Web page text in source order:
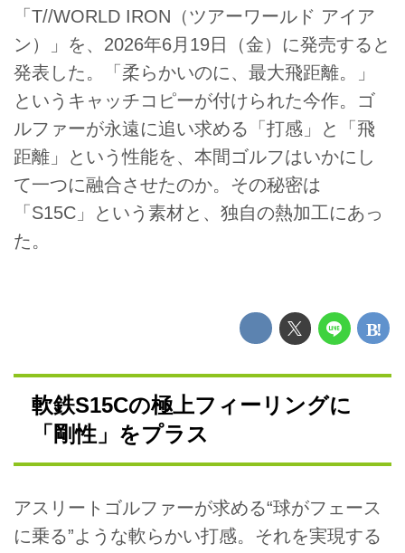
「T//WORLD IRON（ツアーワールド アイア
ン）」を、2026年6月19日（金）に発売すると
発表した。「柔らかいのに、最大飛距離。」
というキャッチコピーが付けられた今作。ゴ
ルファーが永遠に追い求める「打感」と「飛
距離」という性能を、本間ゴルフはいかにし
て一つに融合させたのか。その秘密は
「S15C」という素材と、独自の熱加工にあっ
た。
軟鉄S15Cの極上フィーリングに
「剛性」をプラス
アスリートゴルファーが求める“球がフェース
に乗る”ような軟らかい打感。それを実現する